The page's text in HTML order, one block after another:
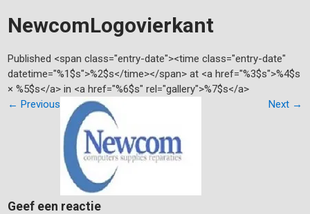
NewcomLogovierkant
Published <span class="entry-date"><time class="entry-date"
datetime="%1$s">%2$s</time></span> at <a href="%3$s">%4$s
× %5$s</a> in <a href="%6$s" rel="gallery">%7$s</a>
← Previous Next →
Geef een reactie